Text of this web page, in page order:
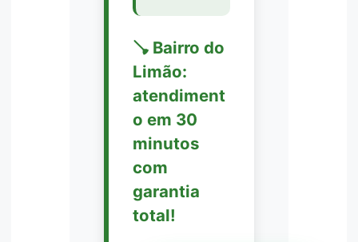
🪠 Bairro do
Limão:
atendiment
o em 30
minutos
com
garantia
total!